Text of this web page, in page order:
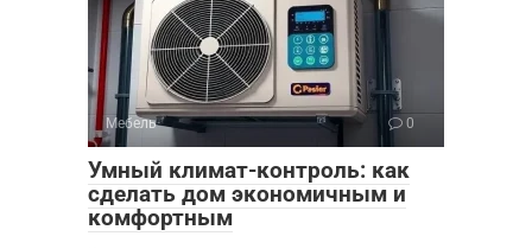
Мебель 0
Умный климат-контроль: как
сделать дом экономичным и
комфортным